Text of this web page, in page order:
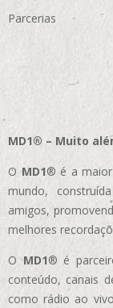
Parcerias
MD1® – Muito
O MD1® é a maior
mundo,
amigos,
melhores
OMD1® é
conteúdo, canais
como rádio ao